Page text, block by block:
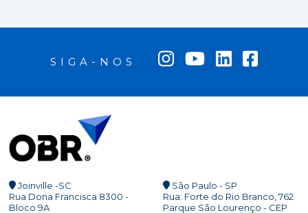
SIGA-NOS
Joinville -SC
Rua Dona Francisca 8300 -
Bloco 9A
São Paulo - SP
Rua: Forte do Rio Branco, 762
Parque São Lourenço - CEP